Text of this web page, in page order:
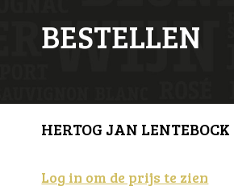
BESTELLEN
HERTOG JAN
Log in om de prijs te zien